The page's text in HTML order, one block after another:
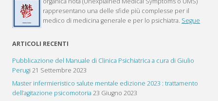
rappresentano una delle sfide più complesse per il
medico di medicina generale e per lo psichiatra. Segue
ARTICOLI RECENTI
Pubblicazione del Manuale di Clinica Psichiatrica a cura di Giulio
Perugi 21 Settembre 2023
Master infermieristico salute mentale edizione 2023 : trattamento
dell’agitazione psicomotoria 23 Giugno 2023